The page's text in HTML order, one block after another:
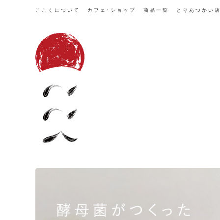
ここくについて カフェ・ショップ 商品一覧 とりあつかい